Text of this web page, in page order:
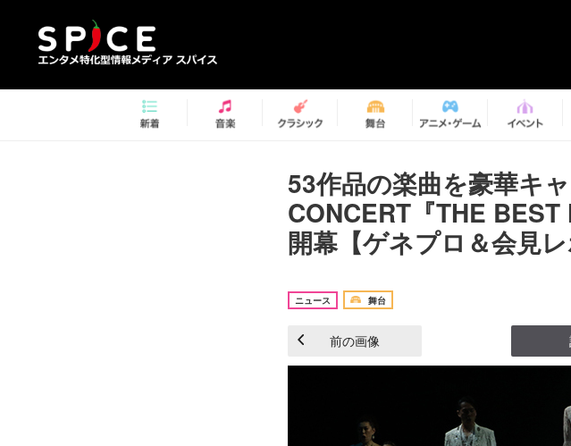
53作品の楽曲を豪華キ
CONCERT『THE
開幕【ゲネプロ＆会見
ニュース 舞台
前の画像